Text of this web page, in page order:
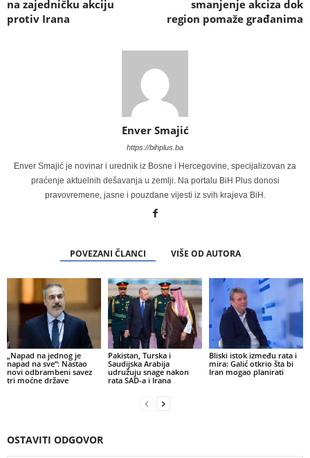
na zajedničku akciju
protiv Irana
smanjenje akciza dok
region pomaže građanima
Enver Smajić
https://bihplus.ba
Enver Smajić je novinar i urednik iz Bosne i Hercegovine, specijalizovan za
praćenje aktuelnih dešavanja u zemlji. Na portalu BiH Plus donosi
pravovremene, jasne i pouzdane vijesti iz svih krajeva BiH.
POVEZANI ČLANCI VIŠE OD AUTORA
„Napad na jednog je
napad na sve“: Nastao
novi odbrambeni savez
tri moćne države
Pakistan, Turska i
Saudijska Arabija
udružuju snage nakon
rata SAD-a i Irana
Bliski istok između rata i
mira: Galić otkrio šta bi
Iran mogao planirati
OSTAVITI ODGOVOR